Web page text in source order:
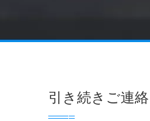
引き続きご連